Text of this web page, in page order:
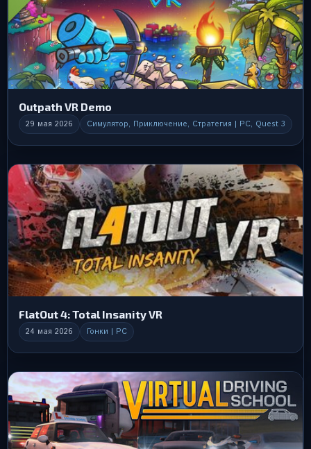
Outpath VR Demo
29 мая 2026 Симулятор, Приключение, Стратегия | PC, Quest 3
FlatOut 4: Total Insanity VR
24 мая 2026 Гонки | PC